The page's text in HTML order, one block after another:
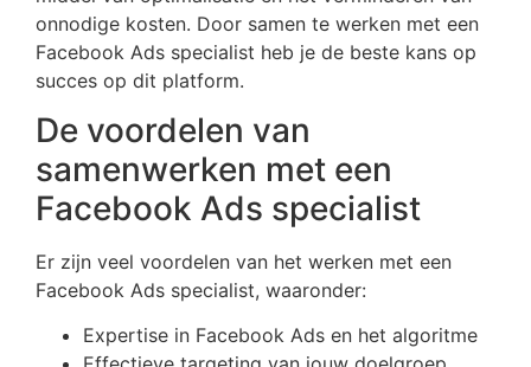
onnodige kosten. Door samen te werken met een
Facebook Ads specialist heb je de beste kans op
succes op dit platform.
De voordelen van
samenwerken met een
Facebook Ads specialist
Er zijn veel voordelen van het werken met een
Facebook Ads specialist, waaronder:
Expertise in Facebook Ads en het algoritme